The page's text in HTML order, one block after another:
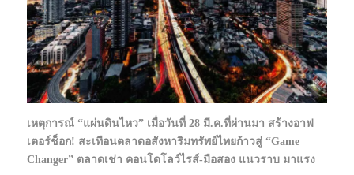
เหตุการณ์ “แผ่นดินไหว” เมื่อวันที่ 28 มี.ค.ที่ผ่านมา สร้างอาฟ
เตอร์ช็อก! สะเทือนตลาดอสังหาริมทรัพย์ไทยก้าวสู่ “Game
Changer” ตลาดเช่า คอนโดโลว์ไรส์-มือสอง แนวราบ มาแรง